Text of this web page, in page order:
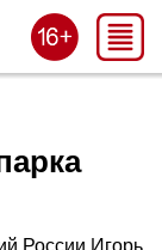
России Игорь